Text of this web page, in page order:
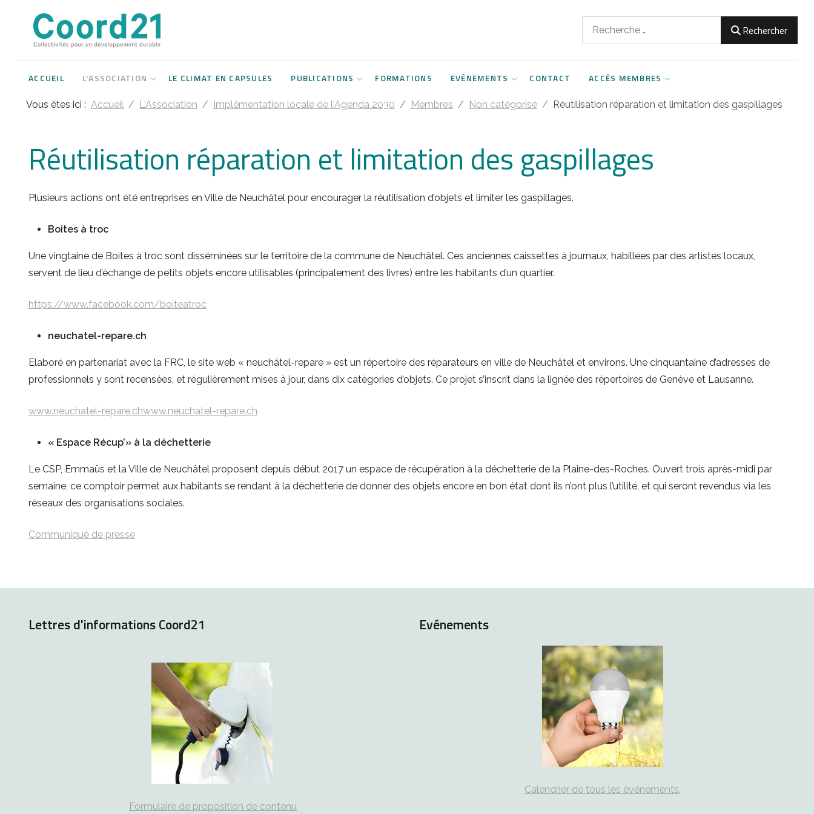
Rechercher
ACCUEIL L'ASSOCIATION LE CLIMAT EN CAPSULES PUBLICATIONS FORMATIONS EVÉNEMENTS CONTACT ACCÈS MEMBRES
Vous êtes ici : Accueil L'Association Implémentation locale de l'Agenda 2030 Membres Non catégorisé Réutilisation réparation et limitation des gaspillages
Réutilisation réparation et limitation des gaspillages
Plusieurs actions ont été entreprises en Ville de Neuchâtel pour encourager la réutilisation d’objets et limiter les gaspillages.
Boites à troc
Une vingtaine de Boites à troc sont disséminées sur le territoire de la commune de Neuchâtel. Ces anciennes caissettes à journaux, habillées par des artistes locaux,
servent de lieu d’échange de petits objets encore utilisables (principalement des livres) entre les habitants d’un quartier.
https://www.facebook.com/boiteatroc
neuchatel-repare.ch
Elaboré en partenariat avec la FRC, le site web « neuchâtel-repare » est un répertoire des réparateurs en ville de Neuchâtel et environs. Une cinquantaine d’adresses de
professionnels y sont recensées, et régulièrement mises à jour, dans dix catégories d’objets. Ce projet s’inscrit dans la lignée des répertoires de Genève et Lausanne.
www.neuchatel-repare.chwww.neuchatel-repare.ch
« Espace Récup’» à la déchetterie
Le CSP, Emmaüs et la Ville de Neuchâtel proposent depuis début 2017 un espace de récupération à la déchetterie de la Plaine-des-Roches. Ouvert trois après-midi par
semaine, ce comptoir permet aux habitants se rendant à la déchetterie de donner des objets encore en bon état dont ils n’ont plus l’utilité, et qui seront revendus via les
réseaux des organisations sociales.
Communiqué de presse
Lettres d'informations Coord21
Formulaire de proposition de contenu
Evénements
Calendrier de tous les événements.
Développement durable et Agenda 21
Implémentation locale de l'Agenda
Assemblées générales
2021
2022
2023
2025
2026
Lettres d'informations
Rencontres thématiques
Documents